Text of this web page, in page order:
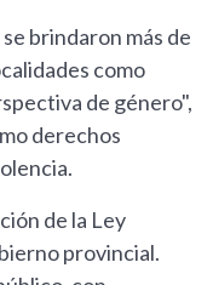
brindaron más de
como
de género",
derechos
de la Ley
provincial.